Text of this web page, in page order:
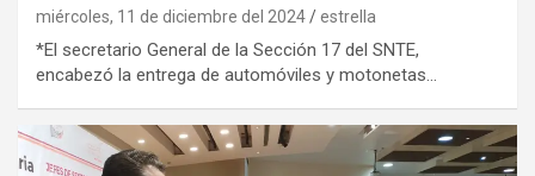
miércoles, 11 de diciembre del 2024 estrella
*El secretario General de la Sección 17 del SNTE,
encabezó la entrega de automóviles y motonetas…